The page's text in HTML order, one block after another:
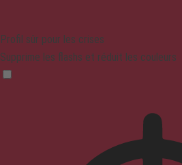
Profil sûr pour les crises
Supprime les flashs et réduit les couleurs